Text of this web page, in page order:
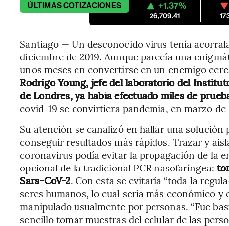
ÚLTIMASCOTIZACIONES +1.37%
26,709.41
Santiago — Un desconocido virus tenía
diciembre de 2019. Aunque parecía una
unos meses en convertirse en un enemigo
Rodrigo Young, jefe del laboratorio del
de Londres, ya había efectuado miles de
covid-19 se convirtiera pandemia, en marzo de
Su atención se canalizó en hallar una solución
conseguir resultados más rápidos. Trazar y
coronavirus podía evitar la propagación de la
opcional de la tradicional PCR nasofaríngea:
Sars-CoV-2. Con esta se evitaría “toda la
seres humanos, lo cual sería más económico
manipulado usualmente por personas. “Fue
sencillo tomar muestras del celular de las